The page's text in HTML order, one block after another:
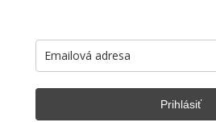
Prihlásiť